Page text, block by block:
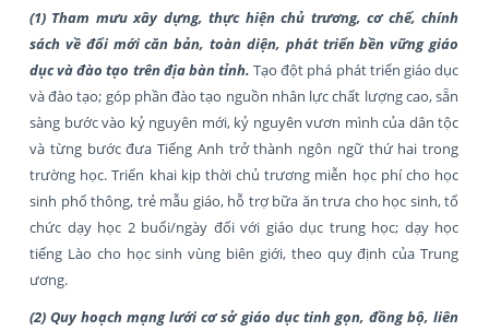
(1) Tham mưu xây dựng, thực hiện chủ trương, cơ chế, chính
sách về đổi mới căn bản, toàn diện, phát triển bền vững giáo
dục và đào tạo trên địa bàn tỉnh. Tạo đột phá phát triển giáo dục
và đào tạo; góp phần đào tạo nguồn nhân lực chất lượng cao, sẵn
sàng bước vào kỷ nguyên mới, kỷ nguyên vươn mình của dân tộc
và từng bước đưa Tiếng Anh trở thành ngôn ngữ thứ hai trong
trường học. Triển khai kịp thời chủ trương miễn học phí cho học
sinh phổ thông, trẻ mẫu giáo, hỗ trợ bữa ăn trưa cho học sinh, tổ
chức dạy học 2 buổi/ngày đối với giáo dục trung học; dạy học
tiếng Lào cho học sinh vùng biên giới, theo quy định của Trung
ương.
(2) Quy hoạch mạng lưới cơ sở giáo dục tinh gọn, đồng bộ, liên